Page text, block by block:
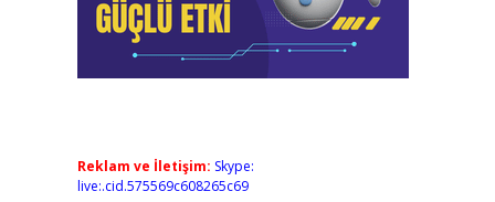
Reklam ve İletişim: Skype:
live:.cid.575569c608265c69